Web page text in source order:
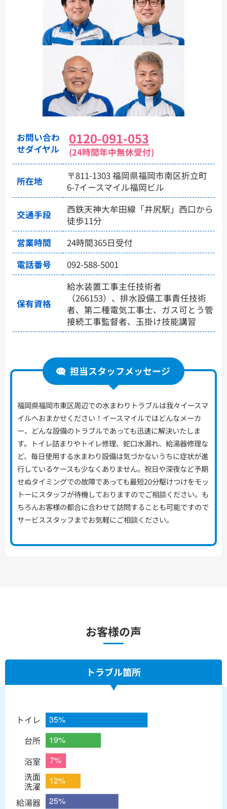
お問い合わ
せダイヤル
0120-091-053
(24時間年中無休受付)
所在地
〒811-1303 福岡県福岡市南区折立町
6-7イースマイル福岡ビル
交通手段
西鉄天神大牟田線「井尻駅」西口から
徒歩11分
営業時間
24時間365日受付
電話番号
092-588-5001
保有資格
給水装置工事主任技術者
（266153）、排水設備工事責任技術
者、第二種電気工事士、ガス可とう管
接続工事監督者、玉掛け技能講習
担当スタッフメッセージ
福岡県福岡市東区周辺での水まわりトラブルは我々イースマ
イルへおまかせください！イースマイルではどんなメーカ
ー、どんな設備のトラブルであっても迅速に解決いたしま
す。トイレ詰まりやトイレ修理、蛇口水漏れ、給湯器修理な
ど、毎日使用する水まわり設備は気づかないうちに症状が進
行しているケースも少なくありません。祝日や深夜など予期
せぬタイミングでの故障であっても最短20分駆けつけをモッ
トーにスタッフが待機しておりますのでご相談ください。も
ちろんお客様の都合に合わせて訪問することも可能ですので
サービススタッフまでお気軽にご相談ください。
お客様の声
トラブル箇所
トイレ
台所
浴室
洗面
洗濯
給湯器